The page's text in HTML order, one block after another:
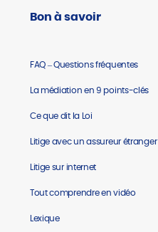
Bon à savoir
FAQ – Questions fréquentes
La médiation en 9 points-clés
Ce que dit la Loi
Litige avec un assureur étranger
Litige sur internet
Tout comprend​re en vidéo
Lexique